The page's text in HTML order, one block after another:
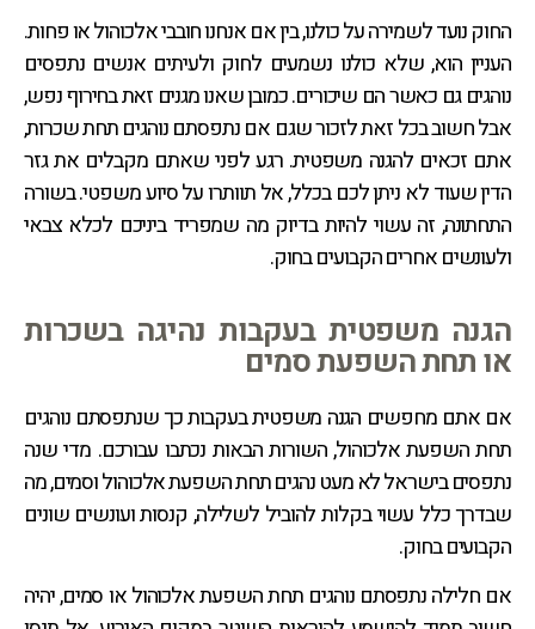
החוק נועד לשמירה על כולנו, בין אם אנחנו חובבי אלכוהול או פחות.
העניין הוא, שלא כולנו נשמעים לחוק ולעיתים אנשים נתפסים
נוהגים גם כאשר הם שיכורים. כמובן שאנו מגנים זאת בחירוף נפש,
אבל חשוב בכל זאת לזכור שגם אם נתפסתם נוהגים תחת שכרות,
אתם זכאים להגנה משפטית. רגע לפני שאתם מקבלים את גזר
הדין שעוד לא ניתן לכם בכלל, אל תוותרו על סיוע משפטי. בשורה
התחתונה, זה עשוי להיות בדיוק מה שמפריד ביניכם לכלא צבאי
ולעונשים אחרים הקבועים בחוק.
הגנה משפטית בעקבות נהיגה בשכרות
או תחת השפעת סמים
אם אתם מחפשים הגנה משפטית בעקבות כך שנתפסתם נוהגים
תחת השפעת אלכוהול, השורות הבאות נכתבו עבורכם. מדי שנה
נתפסים בישראל לא מעט נהגים תחת השפעת אלכוהול וסמים, מה
שבדרך כלל עשוי בקלות להוביל לשלילה, קנסות ועונשים שונים
הקבועים בחוק.
אם חלילה נתפסתם נוהגים תחת השפעת אלכוהול או סמים, יהיה